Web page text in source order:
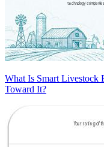
What Is Smart Livestock
Toward It?